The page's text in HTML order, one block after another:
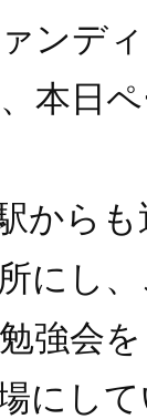
ンデ
本日
から
にし
強会
にし